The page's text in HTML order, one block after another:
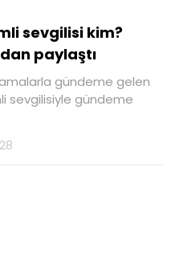
sevgilisi kim?
paylaştı
gündeme gelen
sevgilisiyle gündeme